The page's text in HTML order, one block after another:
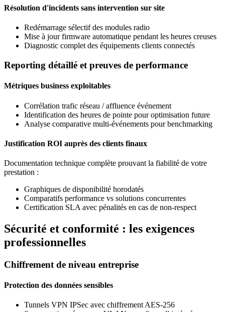
Résolution d'incidents sans intervention sur site
Redémarrage sélectif des modules radio
Mise à jour firmware automatique pendant les heures creuses
Diagnostic complet des équipements clients connectés
Reporting détaillé et preuves de performance
Métriques business exploitables
Corrélation trafic réseau / affluence événement
Identification des heures de pointe pour optimisation future
Analyse comparative multi-événements pour benchmarking
Justification ROI auprès des clients finaux
Documentation technique complète prouvant la fiabilité de votre
prestation :
Graphiques de disponibilité horodatés
Comparatifs performance vs solutions concurrentes
Certification SLA avec pénalités en cas de non-respect
Sécurité et conformité : les exigences
professionnelles
Chiffrement de niveau entreprise
Protection des données sensibles
Tunnels VPN IPSec avec chiffrement AES-256